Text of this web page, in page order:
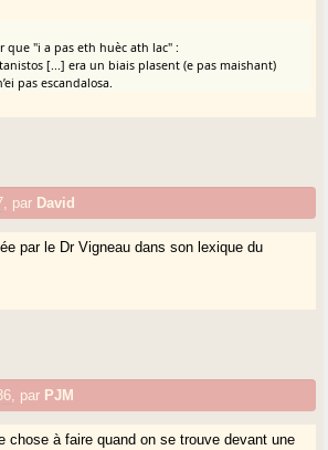
que "i a pas eth huèc ath lac" :
[...] era un biais plasent (e pas maishant)
pas escandalosa.
par David
par le Dr Vigneau dans son lexique du
par PJM
chose à faire quand on se trouve devant une